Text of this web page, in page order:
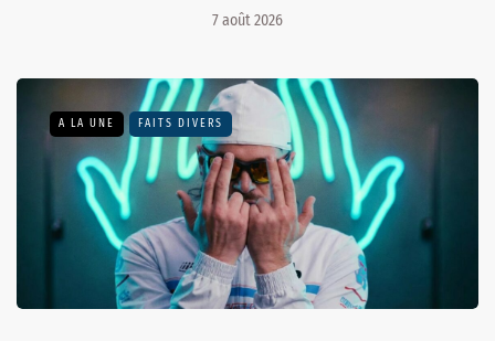
7 août 2026
A LA UNE FAITS DIVERS